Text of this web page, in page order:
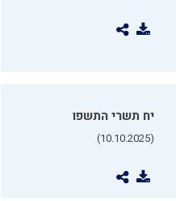
יח תשרי התשפו
(10.10.2025)